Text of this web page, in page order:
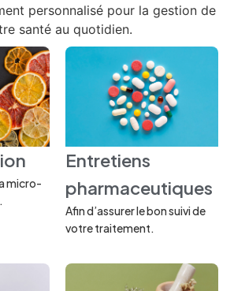
personnalisé pour la gestion de
santé au quotidien.
micro-
Entretiens
pharmaceutiques
Afin d’assurer le bon suivi de
votre traitement.